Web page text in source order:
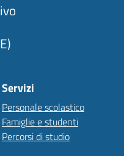
Servizi
Personale scolastico
Famiglie e studenti
Percorsi di studio